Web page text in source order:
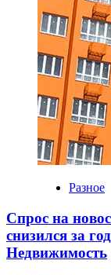
Разное
Спрос на
снизился за
Недвижимость